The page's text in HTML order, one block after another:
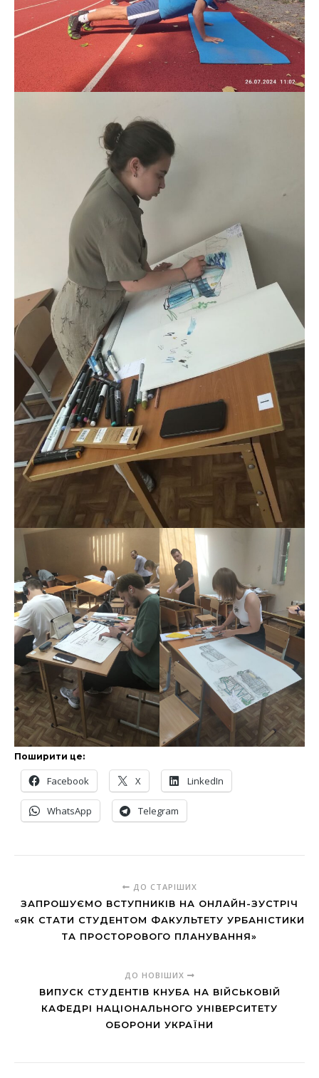
Поширити це:
Facebook X LinkedIn
WhatsApp Telegram
ДО СТАРІШИХ
ЗАПРОШУЄМО ВСТУПНИКІВ НА ОНЛАЙН-ЗУСТРІЧ
«ЯК СТАТИ СТУДЕНТОМ ФАКУЛЬТЕТУ УРБАНІСТИКИ
ТА ПРОСТОРОВОГО ПЛАНУВАННЯ»
ДО НОВІШИХ
ВИПУСК СТУДЕНТІВ КНУБА НА ВІЙСЬКОВІЙ
КАФЕДРІ НАЦІОНАЛЬНОГО УНІВЕРСИТЕТУ
ОБОРОНИ УКРАЇНИ